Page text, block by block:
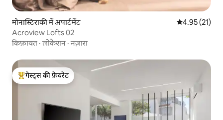
मोनास्टिराकी में अपार्टमेंट औसत रेटिंग 5 में
4.95 (21)
Acroview Lofts 02
किफ़ायत ·लोकेशन ·नज़ारा
गेस्ट्स का टॉप फ़ेवरेट
गेस्ट्स की फ़ेवरेट